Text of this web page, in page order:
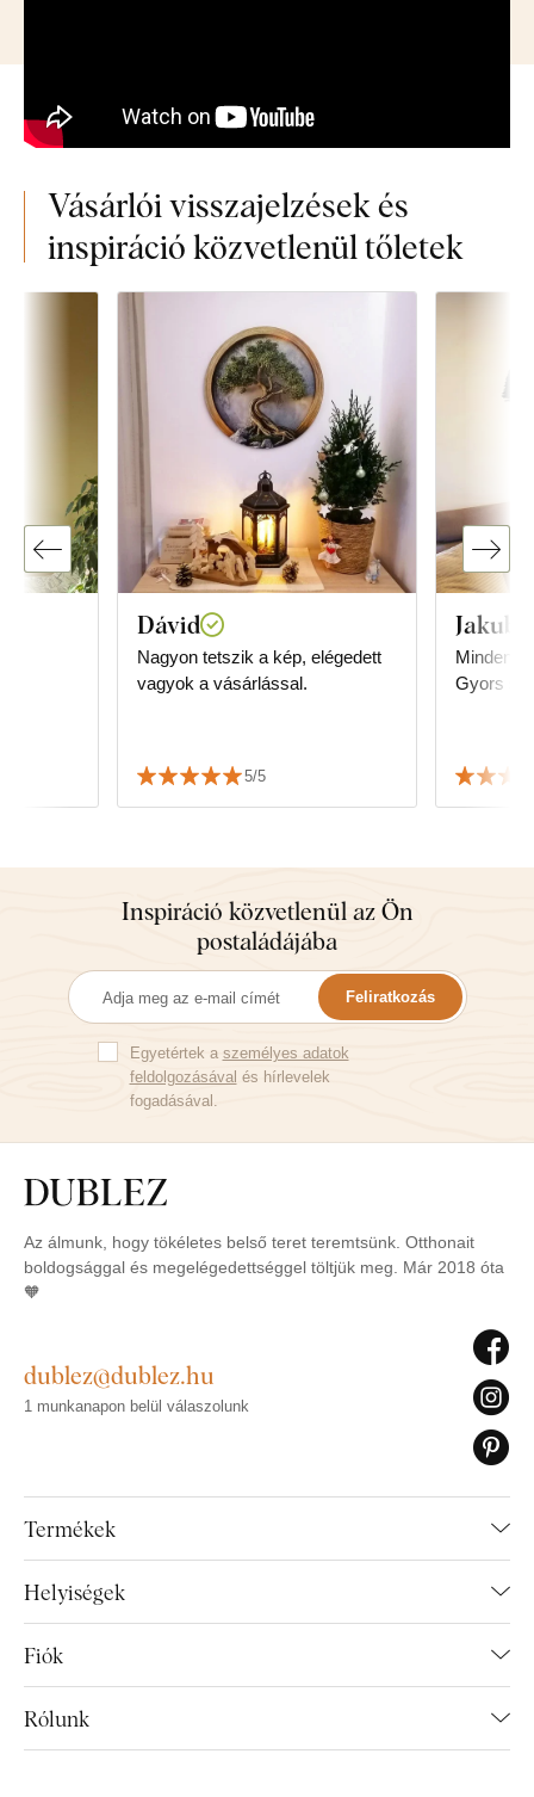
Vásárlói visszajelzések és
inspiráció közvetlenül tőletek
Dávid
Nagyon tetszik a kép, elégedett
vagyok a vásárlással.
5/5
Jakub
Minden
Gyors
Inspiráció közvetlenül az Ön
postaládájába
Feliratkozás
Egyetértek a személyes adatok
feldolgozásával és hírlevelek
fogadásával.
Az álmunk, hogy tökéletes belső teret teremtsünk. Otthonait
boldogsággal és megelégedettséggel töltjük meg. Már 2018 óta
🧡
Termékek
Helyiségek
Fiók
Rólunk
dublez@dublez.hu
1 munkanapon belül válaszolunk